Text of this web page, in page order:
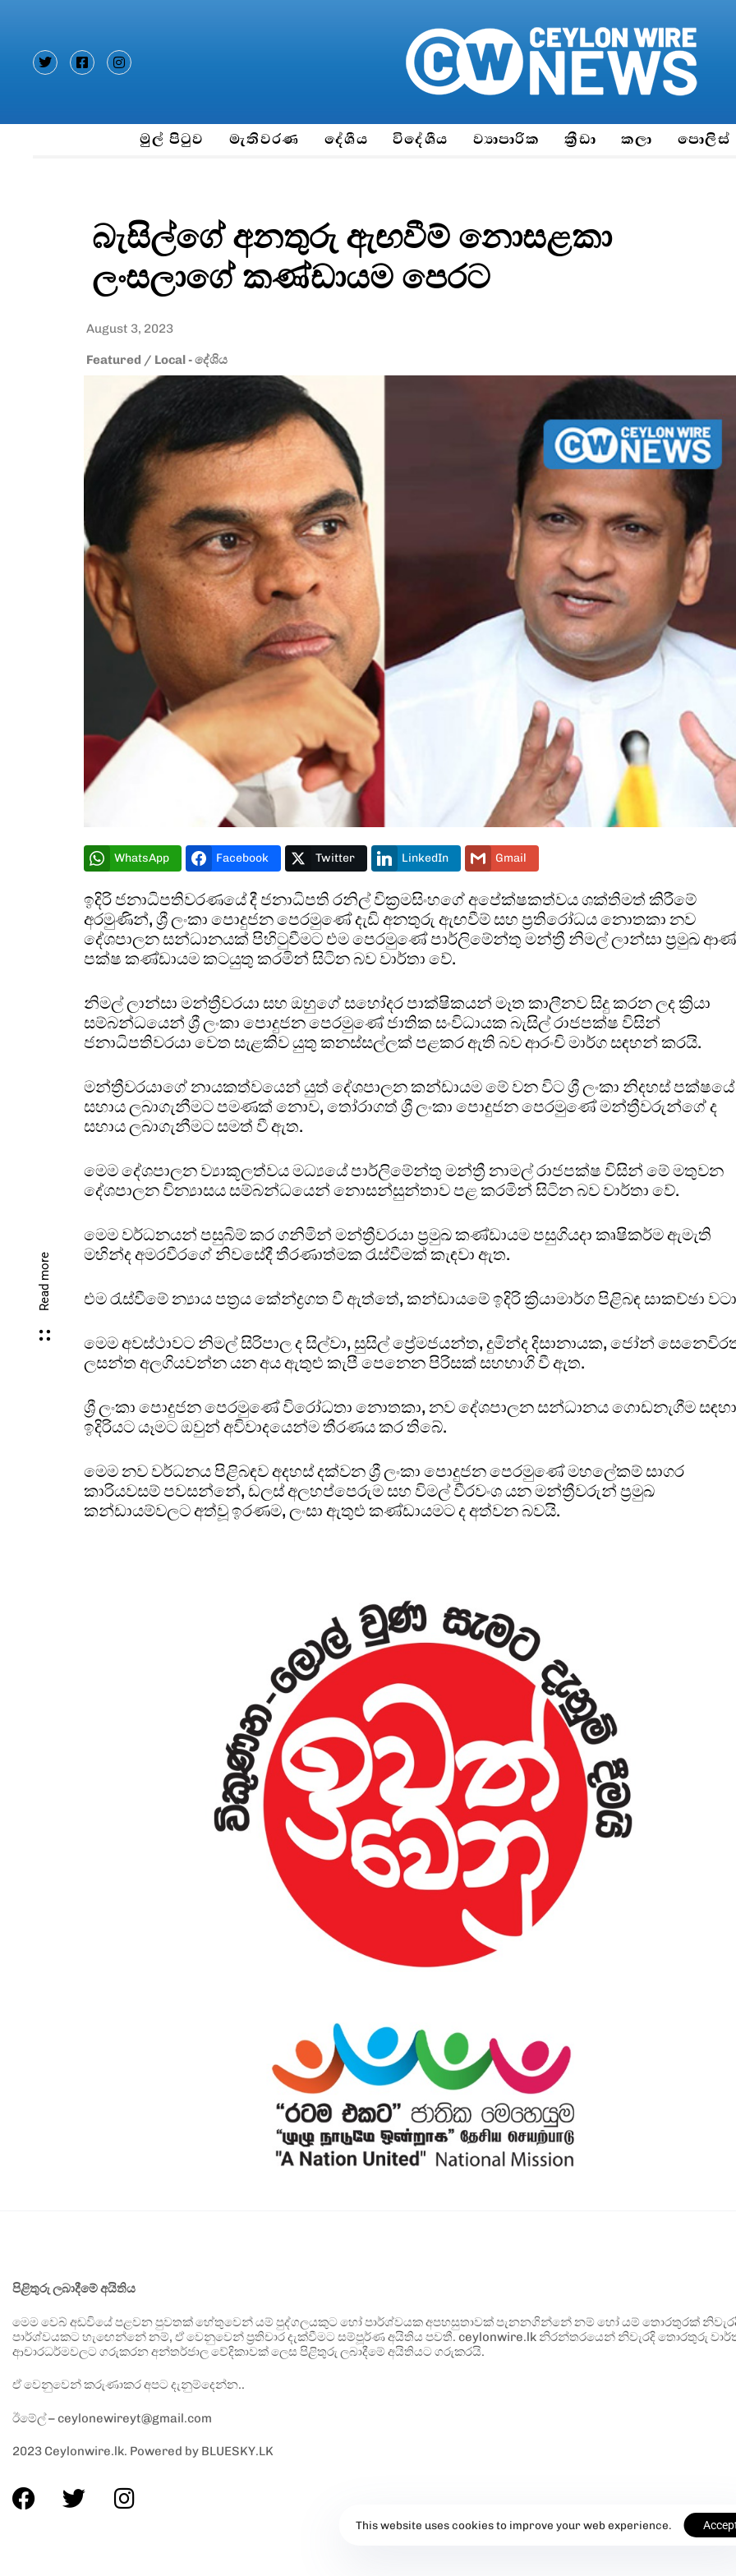
මුල් පිටුව මැතිවරණ දේශීය විදේශීය ව්‍යාපාරික ක්‍රීඩා කලා පොලිස්
Read more
බැසිල්ගේ අනතුරු ඇඟවීම් නොසළකා
ලංසලාගේ කණ්ඩායම පෙරට
August 3, 2023
Featured / Local - දේශිය
WhatsApp Facebook Twitter LinkedIn Gmail
ඉදිරි ජනාධිපතිවරණයේ දී ජනාධිපති රනිල් වික්‍රමසිංහගේ අපේක්ෂකත්වය ශක්තිමත් කිරීමේ
අරමුණින්, ශ්‍රී ලංකා පොදුජන පෙරමුණේ දැඩි අනතුරු ඇඟවීම් සහ ප්‍රතිරෝධය නොතකා නව
දේශපාලන සන්ධානයක් පිහිටුවීමට එම පෙරමුණේ පාර්ලිමේන්තු මන්ත්‍රී නිමල් ලාන්සා ප්‍රමුඛ
පක්ෂ කණ්ඩායම කටයුතු කරමින් සිටින බව වාර්තා වේ.
නිමල් ලාන්සා මන්ත්‍රීවරයා සහ ඔහුගේ සහෝදර පාක්ෂිකයන් මෑත කාලීනව සිදු කරන ලද ක්‍රියා
සම්බන්ධයෙන් ශ්‍රී ලංකා පොදුජන පෙරමුණේ ජාතික සංවිධායක බැසිල් රාජපක්ෂ විසින්
ජනාධිපතිවරයා වෙත සැළකිව යුතු කනස්සල්ලක් පළකර ඇති බව ආරංචි මාර්ග සඳහන් කරයි.
මන්ත්‍රීවරයාගේ නායකත්වයෙන් යුත් දේශපාලන කන්ඩායම මේ වන විට ශ්‍රී ලංකා නිදහස් පක්ෂයේ
සහාය ලබාගැනීමට පමණක් නොව, තෝරාගත් ශ්‍රී ලංකා පොදුජන පෙරමුණේ මන්ත්‍රීවරුන්ගේ ද
සහාය ලබාගැනීමට සමත් වී ඇත.
මෙම දේශපාලන ව්‍යාකූලත්වය මධ්‍යයේ පාර්ලිමේන්තු මන්ත්‍රී නාමල් රාජපක්ෂ විසින් මේ මතුවන
දේශපාලන වින්‍යාසය සම්බන්ධයෙන් නොසන්සුන්තාව පළ කරමින් සිටින බව වාර්තා වේ.
මෙම වර්ධනයන් පසුබිම් කර ගනිමින් මන්ත්‍රීවරයා ප්‍රමුඛ කණ්ඩායම පසුගියදා කෘෂිකර්ම ඇමැති
මහින්ද අමරවීරගේ නිවසේදී තීරණාත්මක රැස්වීමක් කැඳවා ඇත.
එම රැස්වීමේ න්‍යාය පත්‍රය කේන්ද්‍රගත වී ඇත්තේ, කන්ඩායමේ ඉදිරි ක්‍රියාමාර්ග පිළිබඳ සාකච්ඡා
මෙම අවස්ථාවට නිමල් සිරිපාල ද සිල්වා, සුසිල් ප්‍රේමජයන්ත, දුමින්ද දිසානායක, ජෝන්
ලසන්ත අලගියවන්න යන අය ඇතුළු කැපී පෙනෙන පිරිසක් සහභාගි වී ඇත.
ශ්‍රී ලංකා පොදුජන පෙරමුණේ විරෝධතා නොතකා, නව දේශපාලන සන්ධානය ගොඩනැගීම සඳහා
ඉදිරියට යෑමට ඔවුන් අවිවාදයෙන්ම තීරණය කර තිබේ.
මෙම නව වර්ධනය පිළිබඳව අදහස් දක්වන ශ්‍රී ලංකා පොදුජන පෙරමුණේ මහලේකම් සාගර
කාරියවසම් පවසන්නේ, ඩලස් අලහප්පෙරුම සහ විමල් වීරවංශ යන මන්ත්‍රීවරුන් ප්‍රමුඛ
කන්ඩායම්වලට අත්වූ ඉරණම, ලංසා ඇතුළු කණ්ඩායමට ද අත්වන බවයි.
පිළිතුරු ලබාදීමේ අයිතිය
මෙම වෙබ් අඩවියේ පළවන පුවතක් හේතුවෙන් යම් පුද්ගලයකුට හෝ පාර්ශ්වයක අපහසුතාවක් පැනනගින්නේ නම් හෝ යම් තොරතුරක්
පාර්ශ්වයකට හැඟෙන්නේ නම්, ඒ වෙනුවෙන් ප්‍රතිචාර දැක්වීමට සම්පූර්ණ අයිතිය පවතී. ceylonwire.lk නිරන්තරයෙන් නිවැරදි තොරතුරු
ආචාරධර්මවලට ගරුකරන අන්තර්ජාල වේදිකාවක් ලෙස පිළිතුරු ලබාදීමේ අයිතියට ගරුකරයි.
ඒ වෙනුවෙන් කරුණාකර අපට දැනුම්දෙන්න..
ඊමේල් – ceylonewireyt@gmail.com
2023 Ceylonwire.lk. Powered by BLUESKY.LK
This website uses cookies to improve your web experience.